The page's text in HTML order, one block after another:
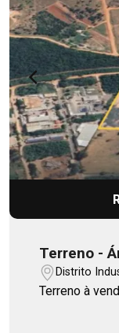
Terreno -
Distrito
Bauru/SP
Terreno à